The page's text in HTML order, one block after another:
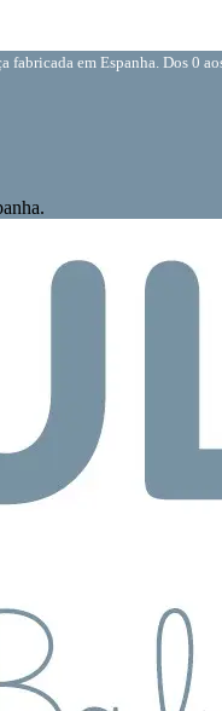
em Espanha. Dos 0